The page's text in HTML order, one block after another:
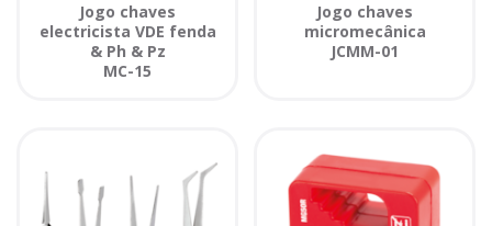
Jogo chaves
electricista VDE fenda
& Ph & Pz
MC-15
Jogo chaves
micromecânica
JCMM-01